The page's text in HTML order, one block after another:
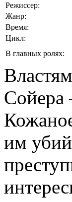
Режиссер:
Жанр:
Время:
Цикл:
В главных ролях:
Сойера
им